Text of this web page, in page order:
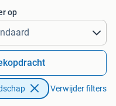
op
Verwijder filters